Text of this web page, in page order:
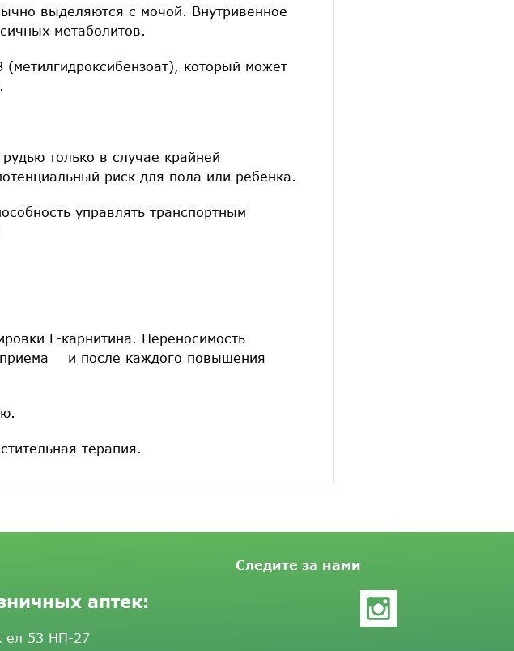
выделяются с мочой. Внутривенное
метаболитов.
который может
только в случае крайней
риск для пола или ребенка.
управлять транспортным
L-карнитина. Переносимость
приема и после каждого повышения
терапия.
аптек:
ел 53 НП-27
Следите за нами